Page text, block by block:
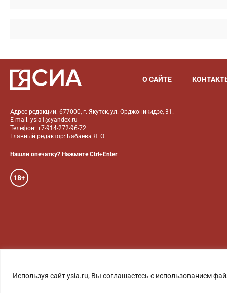
Используя сайт ysia.ru, Вы соглашаетесь с использованием
О САЙТЕ
Адрес редакции: 677000, г. Якутск, ул. Орджоникидзе, 31.
E-mail: ysia1@yandex.ru
Телефон: +7-914-272-96-72
Главный редактор: Бабаева Я. О.
Нашли опечатку? Нажмите Ctrl+Enter
18+
ГОЛОС ЯКУТИИ